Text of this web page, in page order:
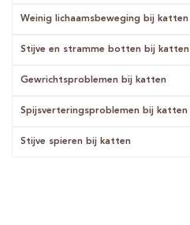
Weinig lichaamsbeweging bij katten
Stijve en stramme botten bij katten
Gewrichtsproblemen bij katten
Spijsverteringsproblemen bij katten
Stijve spieren bij katten